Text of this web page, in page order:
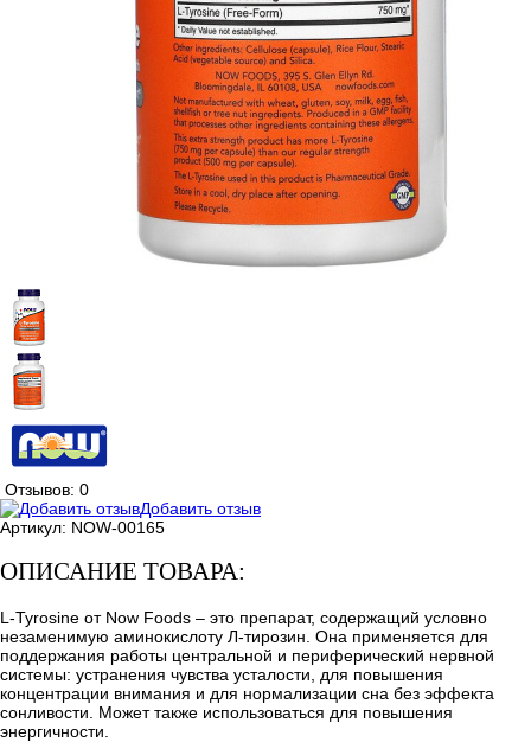
Отзывов: 0
Добавить отзыв
Артикул: NOW-00165
ОПИСАНИЕ ТОВАРА:
L-Tyrosine от Now Foods – это препарат, содержащий условно
незаменимую аминокислоту Л-тирозин. Она применяется для
поддержания работы центральной и периферический нервной
системы: устранения чувства усталости, для повышения
концентрации внимания и для нормализации сна без эффекта
сонливости. Может также использоваться для повышения
энергичности.